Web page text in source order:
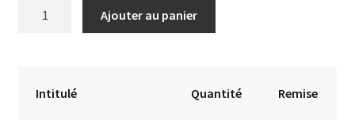
Rectangulaire
Ajouter au panier
Intitulé Quantité Remise